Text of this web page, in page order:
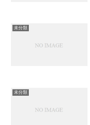
未分類
未分類